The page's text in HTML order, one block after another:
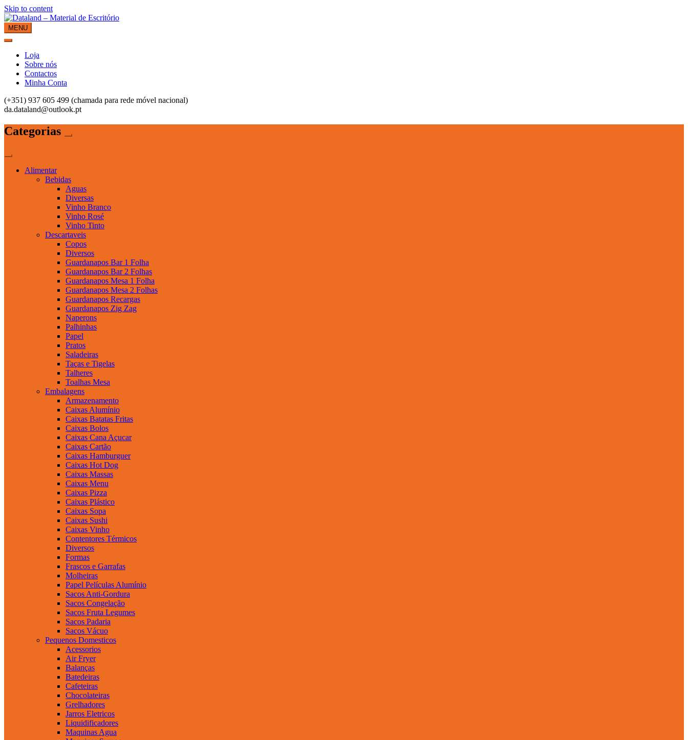
Skip to content
Dataland – Material de Escritório
Material de Escritório
MENU
Loja
Sobre nós
Contactos
Minha Conta
(+351) 937 605 499 (chamada para rede móvel nacional)
da.dataland@outlook.pt
Categorias
Alimentar
Bebidas
Aguas
Diversas
Vinho Branco
Vinho Rosé
Vinho Tinto
Descartaveis
Copos
Diversos
Guardanapos Bar 1 Folha
Guardanapos Bar 2 Folhas
Guardanapos Mesa 1 Folha
Guardanapos Mesa 2 Folhas
Guardanapos Recargas
Guardanapos Zig Zag
Naperons
Palhinhas
Papel
Pratos
Saladeiras
Taças e Tigelas
Talheres
Toalhas Mesa
Embalagens
Armazenamento
Caixas Alumínio
Caixas Batatas Fritas
Caixas Bolos
Caixas Cana Açucar
Caixas Cartão
Caixas Hamburguer
Caixas Hot Dog
Caixas Massas
Caixas Menu
Caixas Pizza
Caixas Plástico
Caixas Sopa
Caixas Sushi
Caixas Vinho
Contentores Térmicos
Diversos
Formas
Frascos e Garrafas
Molheiras
Papel Películas Alumínio
Sacos Anti-Gordura
Sacos Congelação
Sacos Fruta Legumes
Sacos Padaria
Sacos Vácuo
Pequenos Domesticos
Acessorios
Air Fryer
Balanças
Batedeiras
Cafeteiras
Chocolateiras
Grelhadores
Jarros Eletricos
Liquidificadores
Maquinas Agua